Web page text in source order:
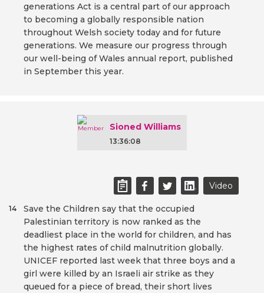
generations Act is a central part of our approach
to becoming a globally responsible nation
throughout Welsh society today and for future
generations. We measure our progress through
our well-being of Wales annual report, published
in September this year.
Sioned Williams
13:36:08
Video
Save the Children say that the occupied
Palestinian territory is now ranked as the
deadliest place in the world for children, and has
the highest rates of child malnutrition globally.
UNICEF reported last week that three boys and a
girl were killed by an Israeli air strike as they
queued for a piece of bread, their short lives
14